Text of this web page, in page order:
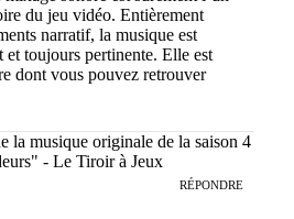
du jeu vidéo. Entièrement
narratif, la musique est
et toujours pertinente. Elle est
dont vous pouvez retrouver
la musique originale de la saison 4
- Le Tiroir à Jeux
RÉPONDRE